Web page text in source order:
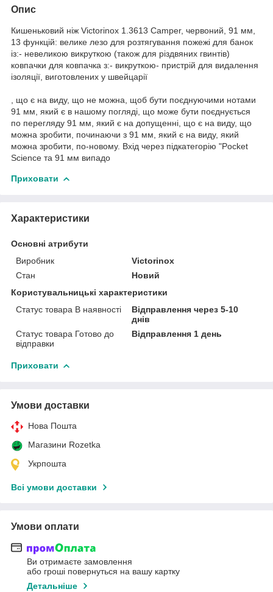
Опис
Кишеньковий ніж Victorinox 1.3613 Camper, червоний, 91 мм,
13 функцій: велике лезо для розтягування пожежі для банок
із:- невеликою викруткою (також для різдвяних гвинтів)
ковпачки для ковпачка з:- викруткою- пристрій для видалення
ізоляції, виготовлених у швейцарії
, що є на виду, що не можна, щоб бути поєднуючими нотами
91 мм, який є в нашому погляді, що може бути поєднується
по перегляду 91 мм, який є на допущенні, що є на виду, що
можна зробити, починаючи з 91 мм, який є на виду, який
можна зробити, по-новому. Вхід через підкатегорію "Pocket
Science та 91 мм випадо
Приховати
Характеристики
Основні атрибути
Виробник
Victorinox
Стан
Новий
Користувальницькі характеристики
Статус товара В наявності
Відправлення через 5-10
днів
Статус товара Готово до
відправки
Відправлення 1 день
Приховати
Умови доставки
Нова Пошта
Магазини Rozetka
Укрпошта
Всі умови доставки
Умови оплати
Ви отримаєте замовлення
або гроші повернуться на вашу картку
Детальніше